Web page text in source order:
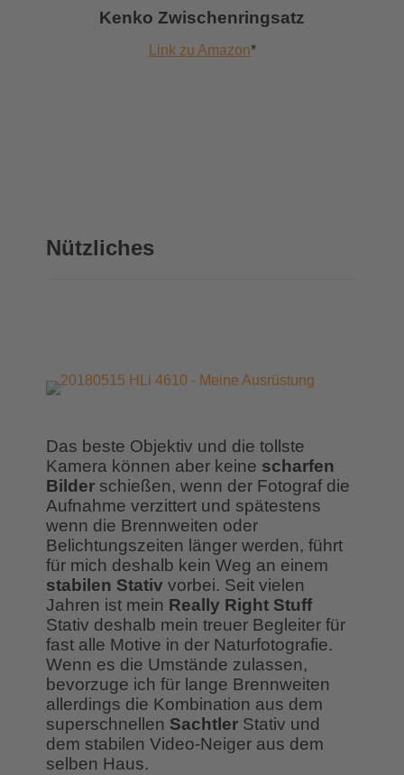
Kenko Zwischenringsatz
Link zu Amazon*
Nützliches
Das beste Objektiv und die tollste
Kamera können aber keine scharfen
Bilder schießen, wenn der Fotograf die
Aufnahme verzittert und spätestens
wenn die Brennweiten oder
Belichtungszeiten länger werden, führt
für mich deshalb kein Weg an einem
stabilen Stativ vorbei. Seit vielen
Jahren ist mein Really Right Stuff
Stativ deshalb mein treuer Begleiter für
fast alle Motive in der Naturfotografie.
Wenn es die Umstände zulassen,
bevorzuge ich für lange Brennweiten
allerdings die Kombination aus dem
superschnellen Sachtler Stativ und
dem stabilen Video-Neiger aus dem
selben Haus.